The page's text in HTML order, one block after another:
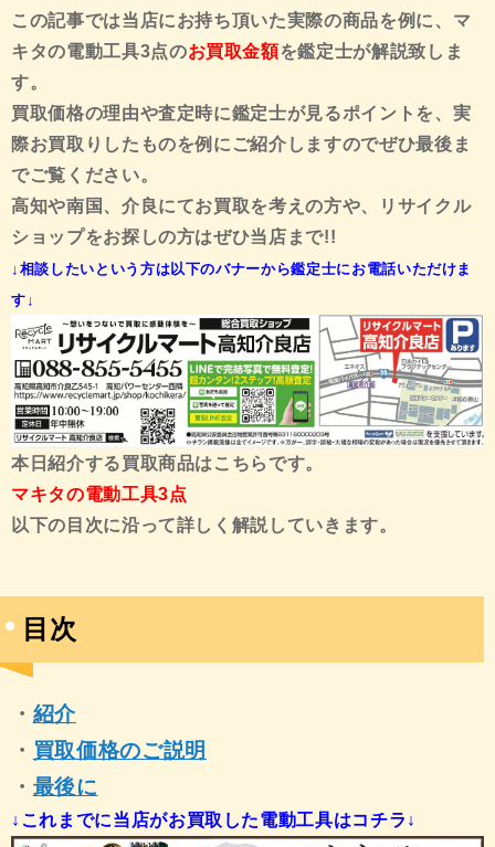
この記事では当店にお持ち頂いた実際の商品を例に、マ
キタの電動工具3点のお買取金額を鑑定士が解説致しま
す。
買取価格の理由や査定時に鑑定士が見るポイントを、実
際お買取りしたものを例にご紹介しますのでぜひ最後ま
でご覧ください。
高知や南国、介良にてお買取を考えの方や、リサイクル
ショップをお探しの方はぜひ当店まで!!
↓相談したいという方は以下のバナーから鑑定士にお電話いただけま
す↓
本日紹介する買取商品はこちらです。
マキタの電動工具3点
以下の目次に沿って詳しく解説していきます。
目次
・ 紹介
・ 買取価格のご説明
・ 最後に
↓これまでに当店がお買取した電動工具はコチラ↓